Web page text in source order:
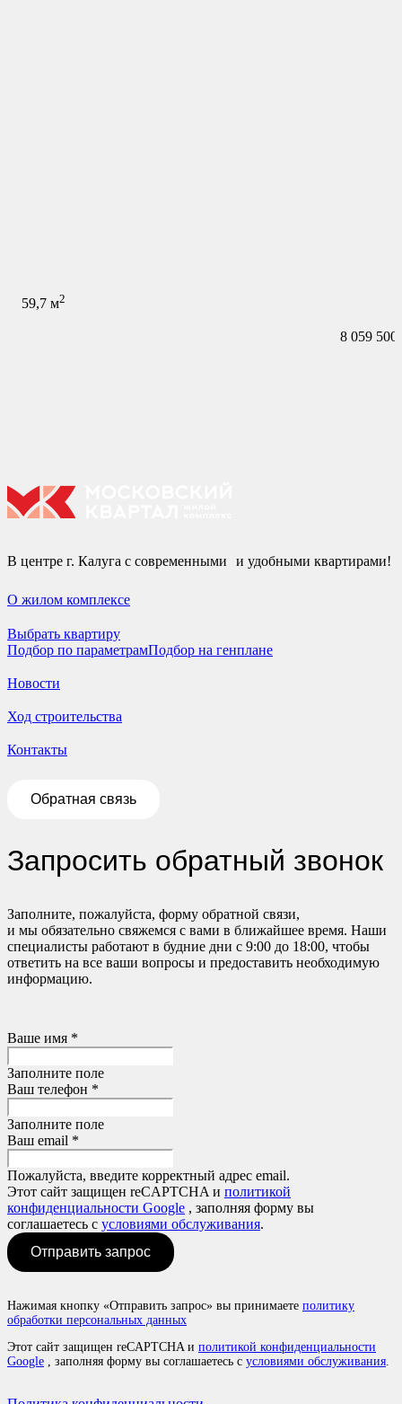
59,7 м2
8 059 500
В центре г. Калуга с современными и удобными квартирами!
О жилом комплексе
Выбрать квартиру
Подбор по параметрамПодбор на генплане
Новости
Ход строительства
Контакты
Обратная связь
Запросить обратный звонок
Заполните, пожалуйста, форму обратной связи,
и мы обязательно свяжемся с вами в ближайшее время. Наши
специалисты работают в будние дни с 9:00 до 18:00, чтобы
ответить на все ваши вопросы и предоставить необходимую
информацию.
Ваше имя *
Заполните поле
Ваш телефон *
Заполните поле
Ваш email *
Пожалуйста, введите корректный адрес email.
Этот сайт защищен reCAPTCHA и политикой
конфиденциальности Google , заполняя форму вы
соглашаетесь с условиями обслуживания.
Отправить запрос
Нажимая кнопку «Отправить запрос» вы принимаете политику
обработки персональных данных
Этот сайт защищен reCAPTCHA и политикой конфиденциальности
Google , заполняя форму вы соглашаетесь с условиями обслуживания